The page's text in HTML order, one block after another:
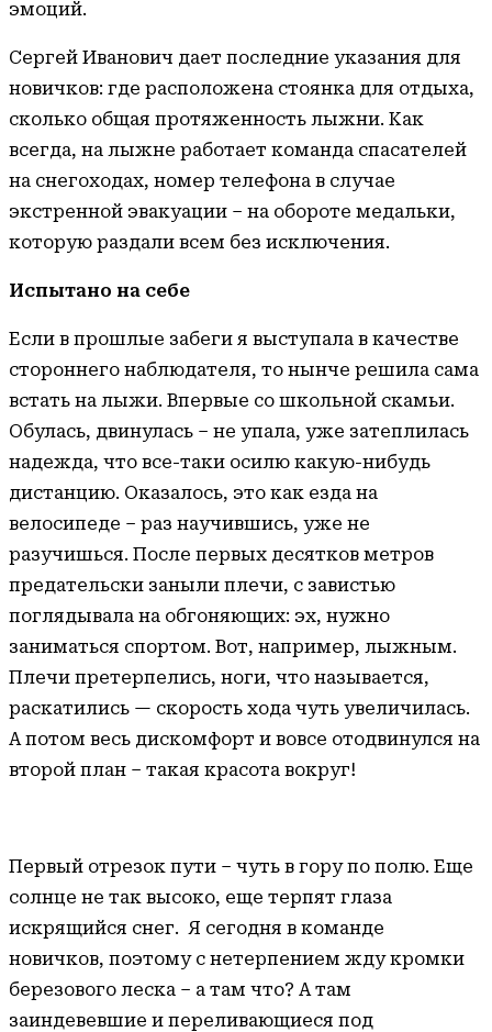
эмоций.
Сергей Иванович дает последние указания для
новичков: где расположена стоянка для отдыха,
сколько общая протяженность лыжни. Как
всегда, на лыжне работает команда спасателей
на снегоходах, номер телефона в случае
экстренной эвакуации – на обороте медальки,
которую раздали всем без исключения.
Испытано на себе
Если в прошлые забеги я выступала в качестве
стороннего наблюдателя, то нынче решила сама
встать на лыжи. Впервые со школьной скамьи.
Обулась, двинулась – не упала, уже затеплилась
надежда, что все-таки осилю какую-нибудь
дистанцию. Оказалось, это как езда на
велосипеде – раз научившись, уже не
разучишься. После первых десятков метров
предательски заныли плечи, с завистью
поглядывала на обгоняющих: эх, нужно
заниматься спортом. Вот, например, лыжным.
Плечи претерпелись, ноги, что называется,
раскатились — скорость хода чуть увеличилась.
А потом весь дискомфорт и вовсе отодвинулся на
второй план – такая красота вокруг!
Первый отрезок пути – чуть в гору по полю. Еще
солнце не так высоко, еще терпят глаза
искрящийся снег. Я сегодня в команде
новичков, поэтому с нетерпением жду кромки
березового леска – а там что? А там
заиндевевшие и переливающиеся под